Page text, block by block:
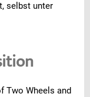
selbst unter
Two Wheels and